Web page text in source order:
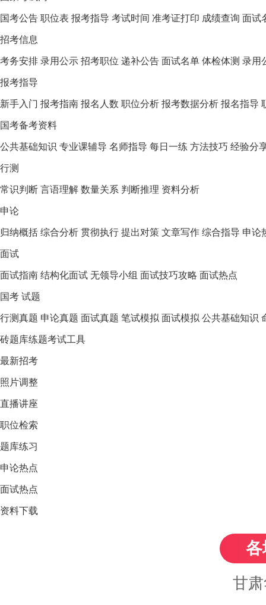
国考公告 职位表 报考指导 考试时间 准考证打印 成绩查询 面试
招考信息
考务安排 录用公示 招考职位 递补公告 面试名单 体检体测 录用
报考指导
新手入门 报考指南 报名人数 职位分析 报考数据分析 报名指导
国考备考资料
公共基础知识 专业课辅导 名师指导 每日一练 方法技巧 经验分
行测
常识判断 言语理解 数量关系 判断推理 资料分析
申论
归纳概括 综合分析 贯彻执行 提出对策 文章写作 综合指导 申论
面试
面试指南 结构化面试 无领导小组 面试技巧攻略 面试热点
国考 试题
行测真题 申论真题 面试真题 笔试模拟 面试模拟 公共基础知识
砖题库练题考试工具
最新招考
照片调整
直播讲座
职位检索
题库练习
申论热点
面试热点
资料下载